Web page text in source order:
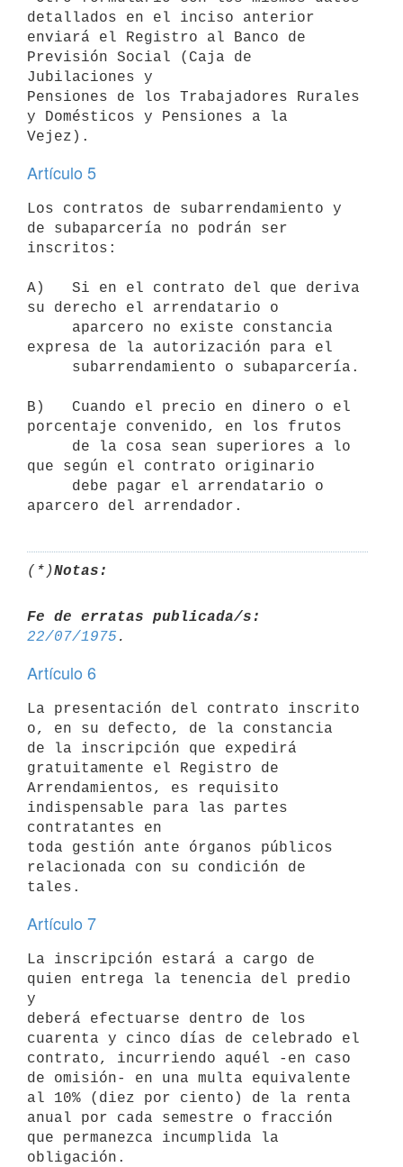
detallados en el inciso anterior
enviará el Registro al Banco de
Previsión Social (Caja de
Jubilaciones y
Pensiones de los Trabajadores Rurales
y Domésticos y Pensiones a la
Artículo 5
Los contratos de subarrendamiento y
de subaparcería no podrán ser
inscritos:
A)   Si en el contrato del que deriva
su derecho el arrendatario o
expresa de la autorización para el
B)   Cuando el precio en dinero o el
porcentaje convenido, en los frutos
que según el contrato originario
(*)Notas:
Fe de erratas publicada/s:
22/07/1975
Artículo 6
La presentación del contrato inscrito
o, en su defecto, de la constancia
de la inscripción que expedirá
gratuitamente el Registro de
Arrendamientos, es requisito
indispensable para las partes
contratantes en
toda gestión ante órganos públicos
relacionada con su condición de
Artículo 7
La inscripción estará a cargo de
quien entrega la tenencia del predio
y
deberá efectuarse dentro de los
cuarenta y cinco días de celebrado el
contrato, incurriendo aquél -en caso
de omisión- en una multa equivalente
al 10% (diez por ciento) de la renta
anual por cada semestre o fracción
que permanezca incumplida la
obligación.